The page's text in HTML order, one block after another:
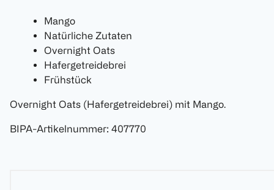
Mango
Natürliche Zutaten
Overnight Oats
Hafergetreidebrei
Frühstück
Overnight Oats (Hafergetreidebrei) mit Mango.
BIPA-Artikelnummer: 407770